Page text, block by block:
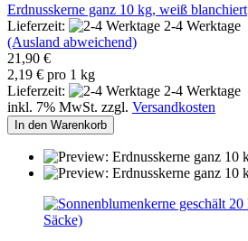
Erdnusskerne ganz 10 kg, weiß blanchiert
Lieferzeit:
2-4 Werktage
(Ausland abweichend)
21,90 €
2,19 € pro 1 kg
Lieferzeit:
2-4 Werktage
inkl. 7% MwSt. zzgl. Versandkosten
In den Warenkorb